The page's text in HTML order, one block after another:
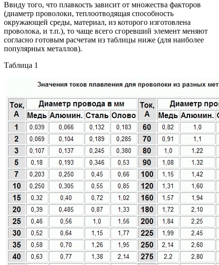
Ввиду того, что плавкость зависит от множества факторов
(диаметр проволоки, теплоотводящая способность
окружающей среды, материал, из которого изготовлена
проволока, и т.п.), то чаще всего сгоревший элемент меняют
согласно готовым расчетам из таблицы ниже (для наиболее
популярных металлов).
Таблица 1